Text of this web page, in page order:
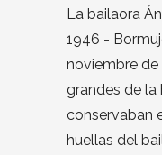
La bailaora
1946 -
noviembre de
grandes de la
conservaban
huellas del